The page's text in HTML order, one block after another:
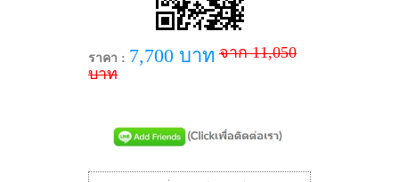
ราคา : 7,700 บาท จาก 11,050
บาท